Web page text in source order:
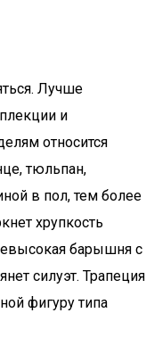
Лучше
и
относится
тюльпан,
в пол, тем более
хрупкость
барышня с
силуэт. Трапеция
фигуру типа